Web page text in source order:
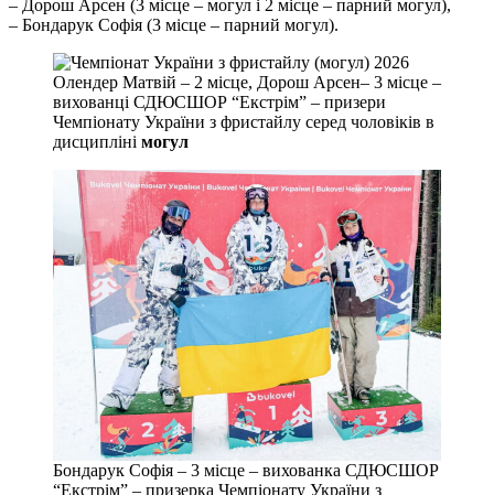
– Дорош Арсен (3 місце – могул і 2 місце – парний могул),
– Бондарук Софія (3 місце – парний могул).
Олендер Матвій – 2 місце, Дорош Арсен– 3 місце –
вихованці СДЮСШОР “Екстрім” – призери
Чемпіонату України з фристайлу серед чоловіків в
дисципліні могул
Бондарук Софія – 3 місце – вихованка СДЮСШОР
“Екстрім” – призерка Чемпіонату України з